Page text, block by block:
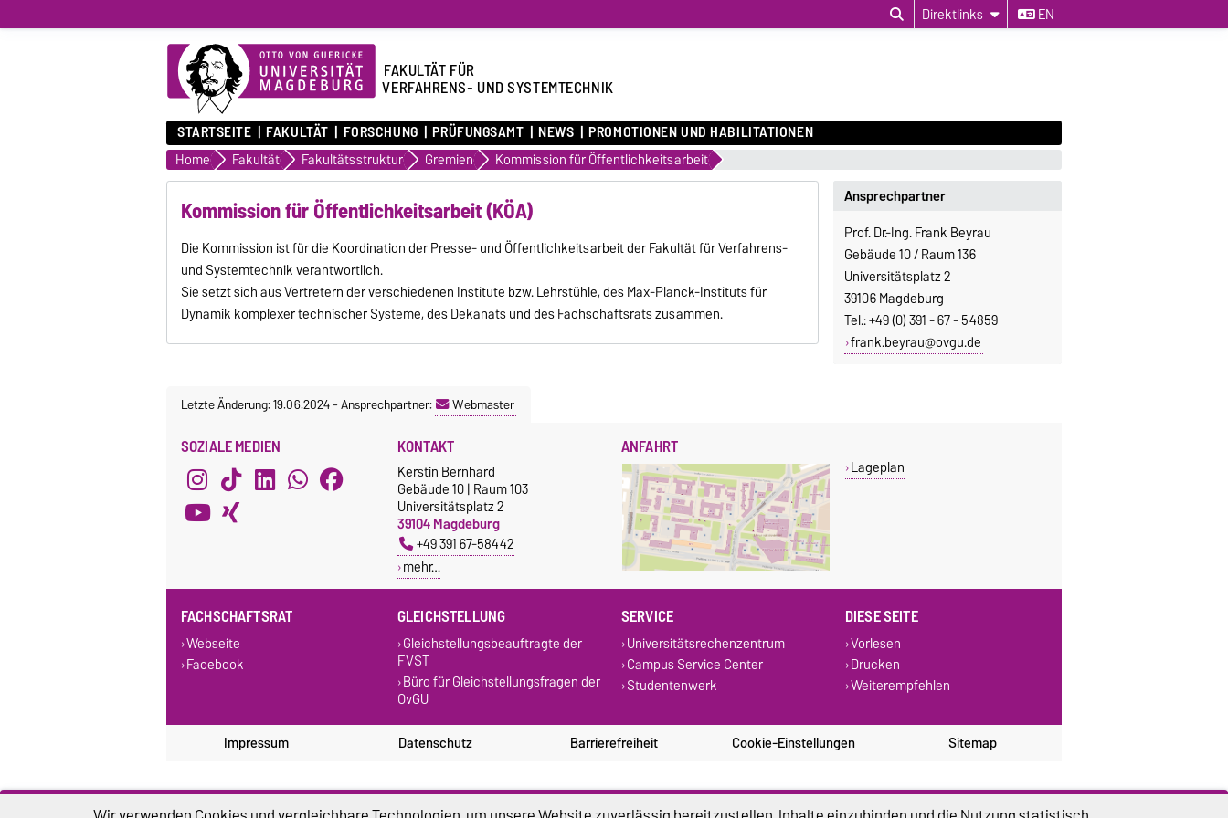
Direktlinks EN
FAKULTÄT FÜR
VERFAHRENS- UND SYSTEMTECHNIK
STARTSEITE FAKULTÄT FORSCHUNG PRÜFUNGSAMT NEWS PROMOTIONEN UND HABILITATIONEN
Home Fakultät Fakultätsstruktur Gremien Kommission für Öffentlichkeitsarbeit
Kommission für Öffentlichkeitsarbeit (KÖA)
Die Kommission ist für die Koordination der Presse- und Öffentlichkeitsarbeit der Fakultät für Verfahrens-
und Systemtechnik verantwortlich.
Sie setzt sich aus Vertretern der verschiedenen Institute bzw. Lehrstühle, des Max-Planck-Instituts für
Dynamik komplexer technischer Systeme, des Dekanats und des Fachschaftsrats zusammen.
Ansprechpartner
Prof. Dr.-Ing. Frank Beyrau
Gebäude 10 / Raum 136
Universitätsplatz 2
39106 Magdeburg
Tel.: +49 (0) 391 - 67 - 54859
frank.beyrau@ovgu.de
Letzte Änderung: 19.06.2024-Ansprechpartner: Webmaster
SOZIALE MEDIEN KONTAKT
Kerstin Bernhard
Gebäude 10 | Raum 103
Universitätsplatz 2
39104 Magdeburg
+49 391 67-58442
mehr…
ANFAHRT
Lageplan
FACHSCHAFTSRAT
Webseite
Facebook
GLEICHSTELLUNG
Gleichstellungsbeauftragte der
FVST
Büro für Gleichstellungsfragen der
OvGU
SERVICE
Universitätsrechenzentrum
Campus Service Center
Studentenwerk
DIESE SEITE
Vorlesen
Drucken
Weiterempfehlen
Impressum Datenschutz Barrierefreiheit Cookie-Einstellungen Sitemap